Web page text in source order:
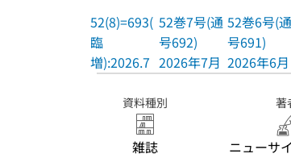
52(8)=693(
臨
増):2026.7
52巻7号(通
号692)
2026年7月
52巻6号(通
号691)
2026年6月
資料種別
雑誌
著
ニューサ